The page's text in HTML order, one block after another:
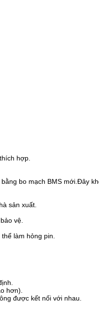
hợp.
bo mạch BMS mới.Đây
sản xuất.
vệ.
làm hỏng pin.
hơn).
được kết nối với nhau.